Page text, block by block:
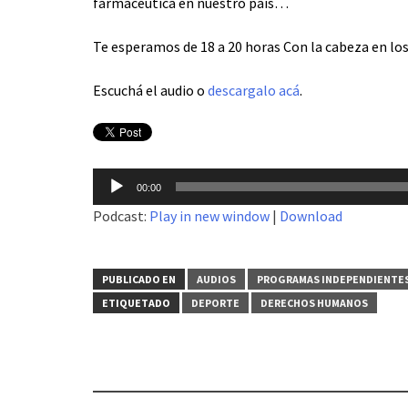
Te esperamos de 18 a 20 horas Con la cabeza en
Escuchá el audio o descargalo acá.
Reproductor
audio
00:00
Podcast: Play in new window | Download
PUBLICADO EN AUDIOS
PROGRAMAS
ETIQUETADO
DEPORTE DERECHOS HUMANOS